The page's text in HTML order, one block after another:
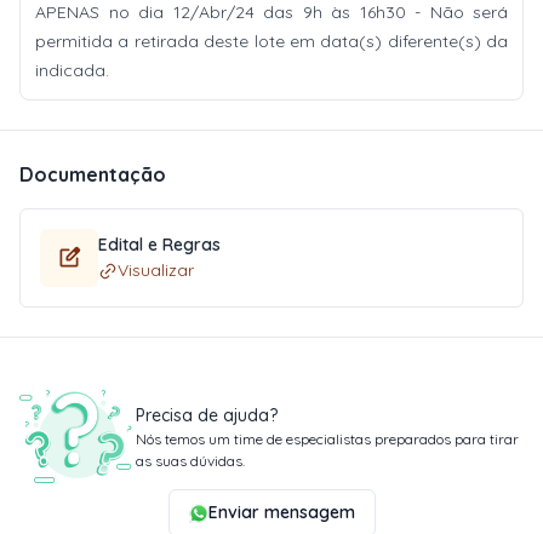
APENAS no dia 12/Abr/24 das 9h às 16h30 - Não será
permitida a retirada deste lote em data(s) diferente(s) da
indicada.
Documentação
Edital e Regras
Visualizar
Precisa de ajuda?
Nós temos um time de especialistas preparados para tirar
as suas dúvidas.
Enviar mensagem